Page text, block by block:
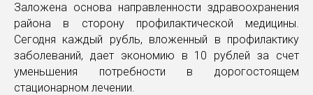
Заложена основа направленности здравоохранения
района в сторону профилактической медицины.
Сегодня каждый рубль, вложенный в профилактику
заболеваний, дает экономию в 10 рублей за счет
уменьшения потребности в дорогостоящем
стационарном лечении.